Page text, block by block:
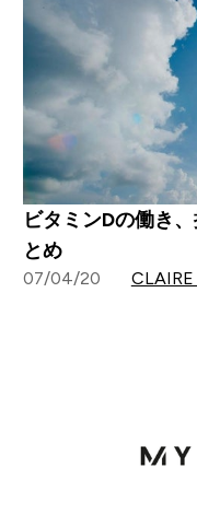
ビタミンDの働き
とめ
07/04/20